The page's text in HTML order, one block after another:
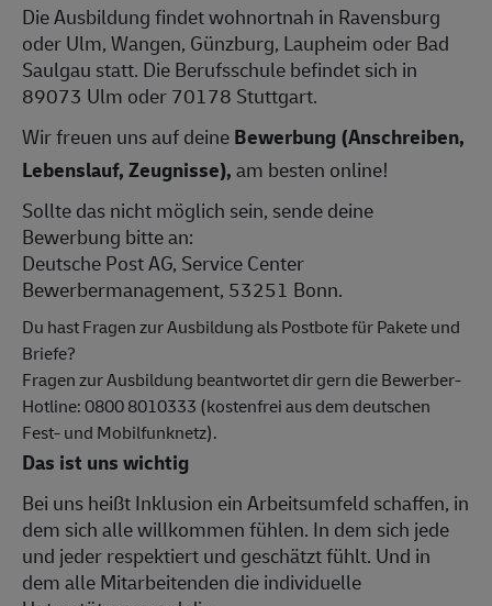
Die Ausbildung findet wohnortnah in Ravensburg
oder Ulm, Wangen, Günzburg, Laupheim oder Bad
Saulgau statt. Die Berufsschule befindet sich in
89073 Ulm oder 70178 Stuttgart.
Wir freuen uns auf deineBewerbung (Anschreiben,
Lebenslauf, Zeugnisse),am besten online!
Sollte das nicht möglich sein, sende deine
Bewerbung bitte an:
Deutsche Post AG, Service Center
Bewerbermanagement, 53251 Bonn.
Du hast Fragen zur Ausbildung als Postbote für Pakete und
Briefe?
Fragen zur Ausbildung beantwortet dir gern die Bewerber-
Hotline: 0800 8010333 (kostenfrei aus dem deutschen
Fest- und Mobilfunknetz).
Das ist uns wichtig
Bei uns heißt Inklusion ein Arbeitsumfeld schaffen, in
dem sich alle willkommen fühlen. In dem sich jede
und jeder respektiert und geschätzt fühlt. Und in
dem alle Mitarbeitenden die individuelle